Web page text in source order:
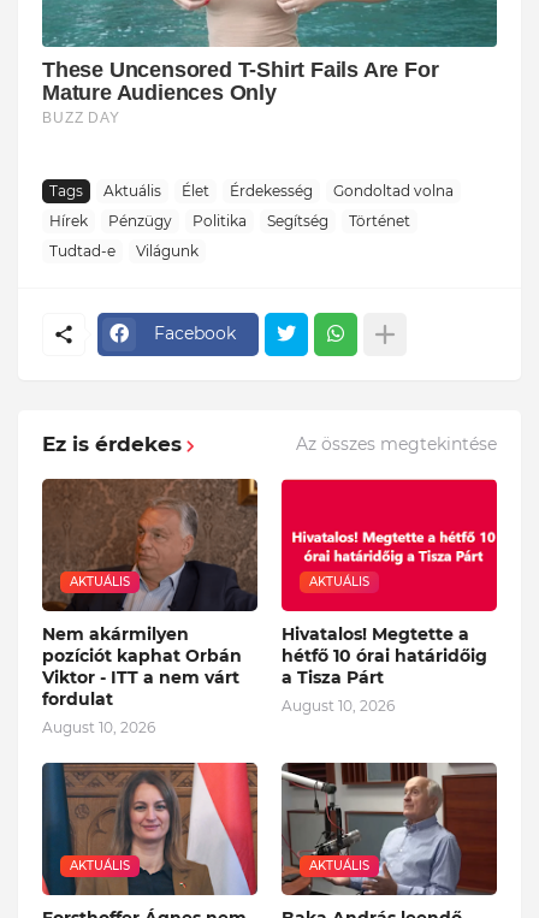
Tags Aktuális Élet Érdekesség
Gondoltad volna
Hírek
Pénzügy Politika Segítség
Történet
Tudtad-e
Világunk
Facebook
Ez is érdekes Az összes megtekintése
AKTUÁLIS
Nem akármilyen
pozíciót kaphat Orbán
Viktor - ITT a nem várt
fordulat
August 10, 2026
AKTUÁLIS
Hivatalos! Megtette a
hétfő 10 órai határidőig
a Tisza Párt
August 10, 2026
AKTUÁLIS AKTUÁLIS